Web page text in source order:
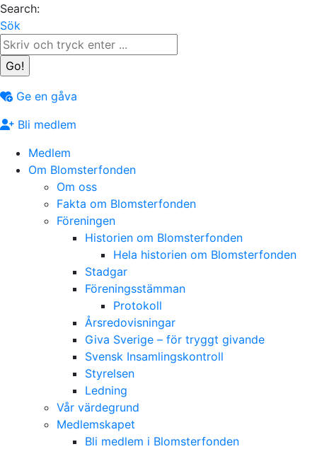
Search:
Sök
Ge en gåva
Bli medlem
Medlem
Om Blomsterfonden
Om oss
Fakta om Blomsterfonden
Föreningen
Historien om Blomsterfonden
Hela historien om Blomsterfonden
Stadgar
Föreningsstämman
Protokoll
Årsredovisningar
Giva Sverige – för tryggt givande
Svensk Insamlingskontroll
Styrelsen
Ledning
Vår värdegrund
Medlemskapet
Bli medlem i Blomsterfonden